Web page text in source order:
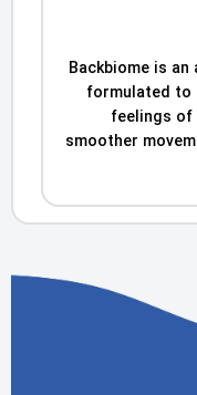
Backbiome is
formulated to
feelings of
smoother